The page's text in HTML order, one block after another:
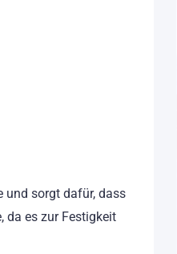
und sorgt dafür, dass
da es zur Festigkeit